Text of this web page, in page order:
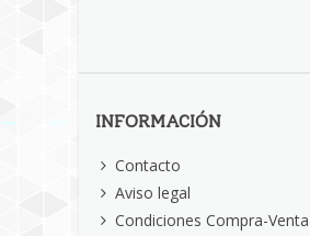
INFORMACIÓN
Contacto
Aviso legal
Condiciones Compra-Venta